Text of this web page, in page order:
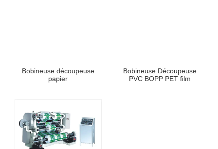
Bobineuse découpeuse
papier
Bobineuse Découpeuse
PVC BOPP PET film